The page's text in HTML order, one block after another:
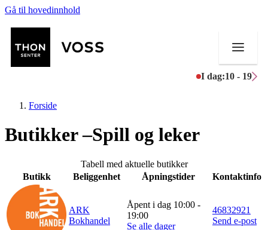
Gå til hovedinnhold
I dag:10 - 19
Mat og drikke
Helse
Forside
Butikker –Spill og leker
Tabell med aktuelle butikker
Butikk
Beliggenhet Åpningstider Kontaktinfo
ARK
Bokhandel
Åpent i dag 10:00 -
19:00
Se alle dager
46832921
Send e-post